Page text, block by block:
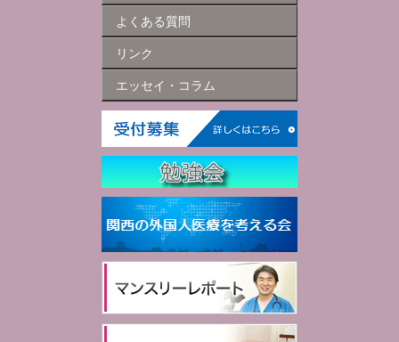
よくある質問
リンク
エッセイ・コラム